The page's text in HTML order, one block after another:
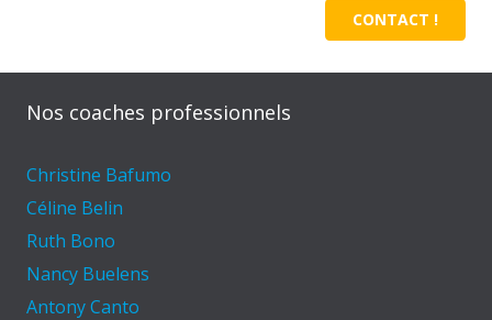
CONTACT !
Nos coaches professionnels
Christine Bafumo
Céline Belin
Ruth Bono
Nancy Buelens
Antony Canto